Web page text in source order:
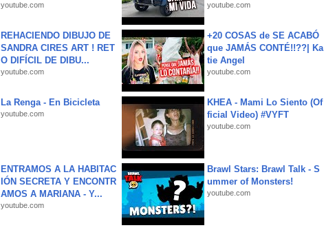
youtube.com youtube.com
REHACIENDO DIBUJO DE
SANDRA CIRES ART ! RET
O DIFÍCIL DE DIBU...
youtube.com
+20 COSAS de SE ACABÓ
que JAMÁS CONTÉ!!??| Ka
tie Angel
youtube.com
La Renga - En Bicicleta
youtube.com
KHEA - Mami Lo Siento (Of
ficial Video) #VYFT
youtube.com
ENTRAMOS A LA HABITAC
IÓN SECRETA Y ENCONTR
AMOS A MARIANA - Y...
youtube.com
Brawl Stars: Brawl Talk - S
ummer of Monsters!
youtube.com